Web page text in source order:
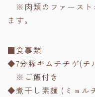
※肉類のファースト
ます。
■食事類
◆7分豚キムチチゲ(チ
※ご飯付き
◆煮干し素麺 (ミョル